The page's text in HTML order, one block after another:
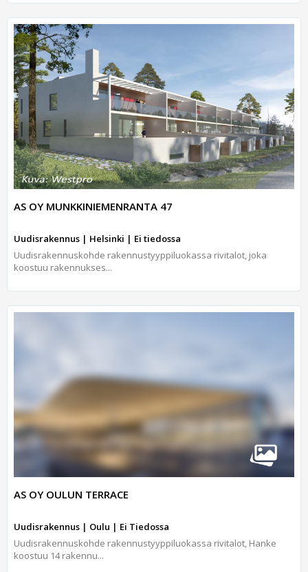
AS OY MUNKKINIEMENRANTA 47
Uudisrakennus | Helsinki | Ei tiedossa
Uudisrakennuskohde rakennustyyppiluokassa rivitalot, joka
koostuu rakennukses...
AS OY OULUN TERRACE
Uudisrakennus | Oulu | Ei Tiedossa
Uudisrakennuskohde rakennustyyppiluokassa rivitalot, Hanke
koostuu 14 rakennu...